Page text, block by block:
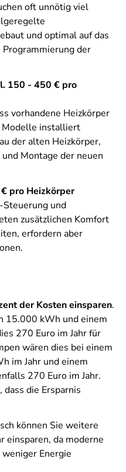
oft unnötig viel
und optimal auf das
der
150 - 450 € pro
vorhandene Heizkörper
Modelle installiert
der alten Heizkörper,
Montage der neuen
pro Heizkörper
und
zusätzlichen Komfort
erfordern aber
der Kosten einsparen.
15.000 kWh und einem
270 Euro im Jahr für
wären dies bei einem
im Jahr und einem
270 Euro im Jahr.
die Ersparnis
können Sie weitere
einsparen, da moderne
Energie